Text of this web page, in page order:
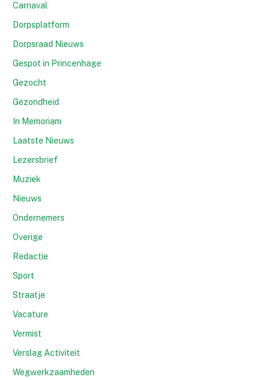
Carnaval
Dorpsplatform
Dorpsraad Nieuws
Gespot in Princenhage
Gezocht
Gezondheid
In Memoriam
Laatste Nieuws
Lezersbrief
Muziek
Nieuws
Ondernemers
Overige
Redactie
Sport
Straatje
Vacature
Vermist
Verslag Activiteit
Wegwerkzaamheden